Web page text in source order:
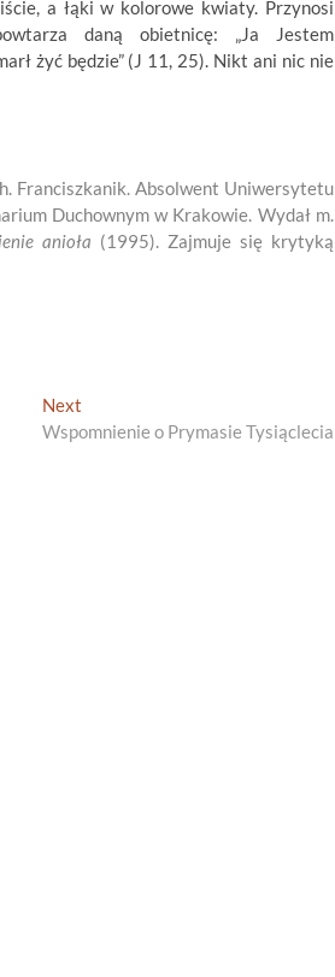
a łąki w kolorowe kwiaty. Przynosi
daną obietnicę: „Ja Jestem
żyć będzie” (J 11, 25). Nikt ani nic nie
Franciszkanik. Absolwent Uniwersytetu
Duchownym w Krakowie. Wydał m.
anioła (1995). Zajmuje się krytyką
NextNext
post:
Wspomnienie o Prymasie Tysiąclecia